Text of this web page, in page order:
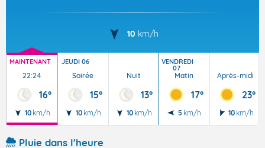
10 km/h
MAINTENANT
22:24
16°
10 km/h
JEUDI 06
Soirée
15°
10 km/h
Nuit
13°
10 km/h
VENDREDI
07
Matin
17°
5 km/h
Après-midi
23°
10 km/h
Pluie dans l'heure